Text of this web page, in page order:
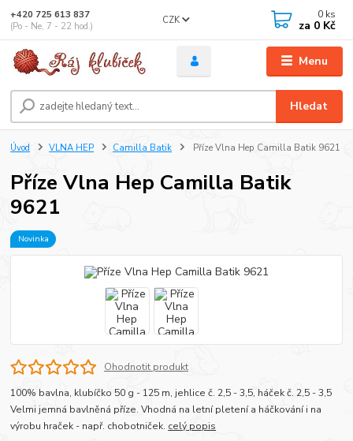
Menu
CZK
Hledat
+420 725 613 837
(Po - Ne, 7 - 22 hod.)
0 ks
za 0 Kč
Úvod VLNA HEP Camilla Batik Příze Vlna Hep Camilla Batik 9621
Příze Vlna Hep Camilla Batik
9621
Novinka
Ohodnotit produkt
100% bavlna, klubíčko 50 g - 125 m, jehlice č. 2,5 - 3,5, háček č. 2,5 - 3,5
Velmi jemná bavlněná příze. Vhodná na letní pletení a háčkování i na
výrobu hraček - např. chobotniček. celý popis